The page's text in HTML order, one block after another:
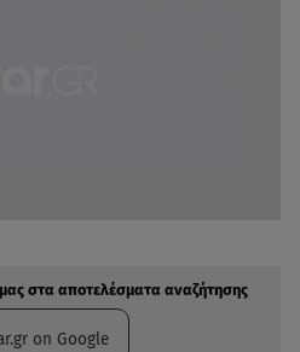
στα αποτελέσματα αναζήτησης
on Google